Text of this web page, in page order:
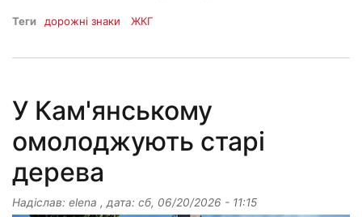
Теги дорожні знаки ЖКГ
У Кам'янському
омолоджують старі
дерева
Надіслав: elena , дата: сб, 06/20/2026 - 11:15